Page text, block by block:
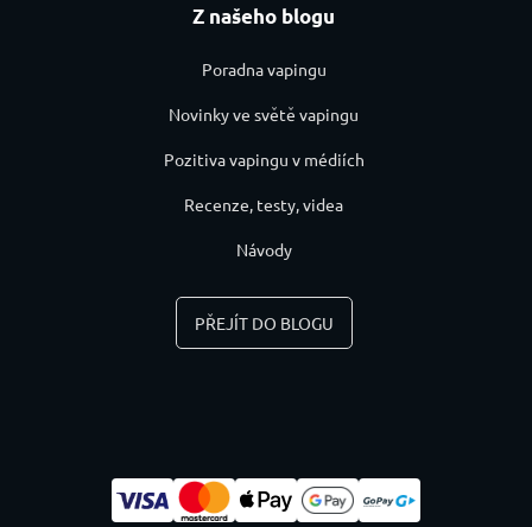
Z našeho blogu
Poradna vapingu
Novinky ve světě vapingu
Pozitiva vapingu v médiích
Recenze, testy, videa
Návody
PŘEJÍT DO BLOGU